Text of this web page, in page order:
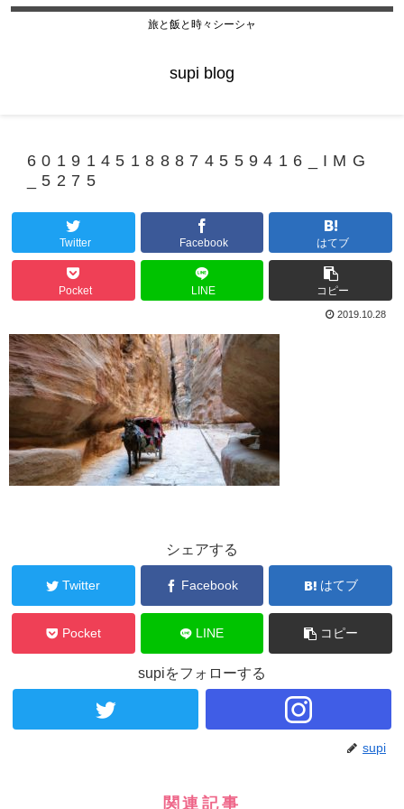
旅と飯と時々シーシャ
supi blog
6019145188874559416_IMG
_5275
Twitter Facebook はてブ
Pocket LINE コピー
2019.10.28
シェアする
Twitter Facebook はてブ
Pocket LINE コピー
supiをフォローする
supi
関連記事